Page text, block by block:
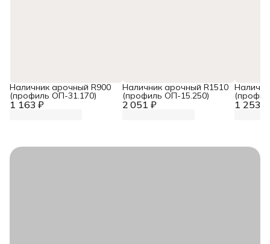
1 163 ₽
Наличник арочный R900
(профиль ОП-31.170)
2 051 ₽
Наличник арочный R1510
(профиль ОП-15.250)
1 253 ₽